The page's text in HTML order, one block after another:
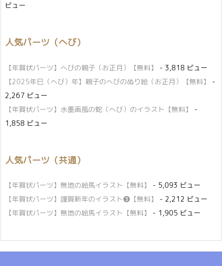
ビュー
人気パーツ（へび）
【年賀状パーツ】へびの親子（お正月）【無料】
- 3,818 ビュー
【2025年巳（へび）年】親子のへびのぬり絵（お正月）【無料】
-
2,267 ビュー
【年賀状パーツ】水墨画風の蛇（へび）のイラスト【無料】
-
1,858 ビュー
人気パーツ（共通）
【年賀状パーツ】無地の絵馬イラスト【無料】
- 5,093 ビュー
【年賀状パーツ】謹賀新年のイラスト❸【無料】
- 2,212 ビュー
【年賀状パーツ】無地の絵馬イラスト【無料】
- 1,905 ビュー